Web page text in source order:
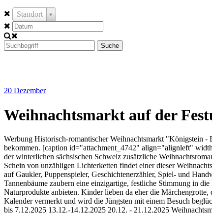
Standort
Suche
20 Dezember
Weihnachtsmarkt auf der
Werbung Historisch-romantischer Weihnachtsmarkt "Königstein
bekommen. [caption id="attachment_4742" align="alignleft"
der winterlichen sächsischen Schweiz zusätzliche
Schein von unzähligen Lichterketten findet einer dieser
auf Gaukler, Puppenspieler, Geschichtenerzähler, Spiel- und
Tannenbäume zaubern eine einzigartige, festliche Stimmung in
Naturprodukte anbieten. Kinder lieben da eher die
Kalender vermerkt und wird die Jüngsten mit einem Besuch
bis 7.12.2025 13.12.-14.12.2025 20.12. - 21.12.2025